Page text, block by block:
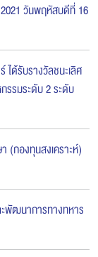
วันพฤหัสบดีที่ 16
ด้รับรางวัลชนะเลิศ
รรมระดับ 2 ระดับ
(กองทุนสงเคราะห์)
พัฒนาการทางทหาร